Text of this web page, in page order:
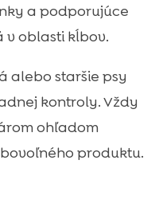
a podporujúce
v oblasti kĺbov.
alebo staršie psy
kontroly. Vždy
ohľadom
produktu.